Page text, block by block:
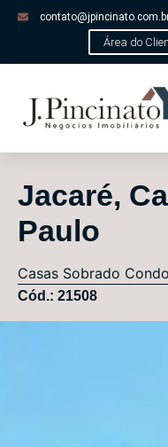
Área do
Jacaré,
Paulo
Casas Sobrado
Cód.: 21508